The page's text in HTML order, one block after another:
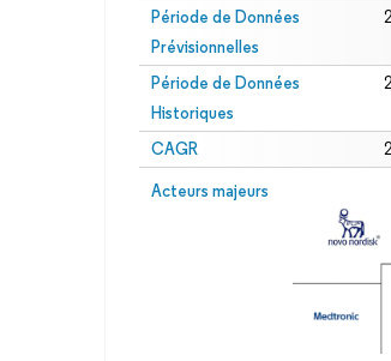
Période de Données
Prévisionnelles
Période de Données
Historiques
CAGR
Acteurs majeurs